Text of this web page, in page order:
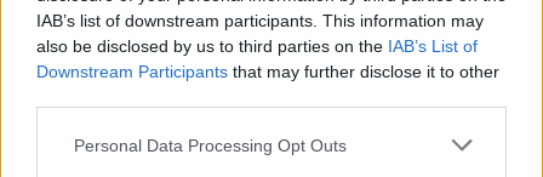
IAB’s list of downstream participants. This information may
also be disclosed by us to third parties on the IAB’s List of
Downstream Participants that may further disclose it to other
Personal Data Processing Opt Outs